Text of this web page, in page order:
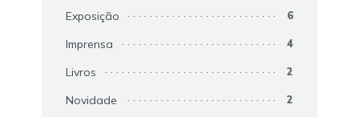
Exposição 6
Imprensa 4
Livros 2
Novidade 2